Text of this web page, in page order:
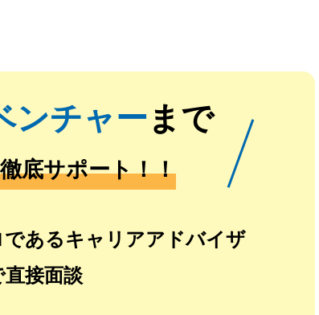
ンチャー まで
底サポート！！
あるキャリアアドバイザ
直接面談